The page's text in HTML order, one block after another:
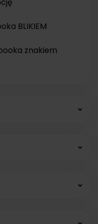
BLIKIEM
znakiem
nagraniami i